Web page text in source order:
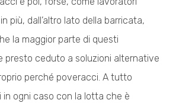
più, dall’altro lato della barricata,
la maggior parte di questi
presto ceduto a soluzioni alternative
perché poveracci. A tutto
in ogni caso con la lotta che è